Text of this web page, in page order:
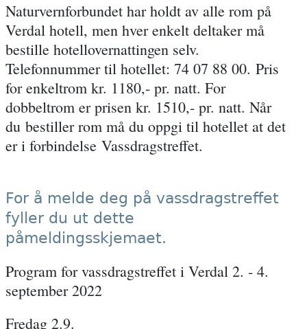
Naturvernforbundet har holdt av alle rom på
Verdal hotell, men hver enkelt deltaker må
bestille hotellovernattingen selv.
Telefonnummer til hotellet: 74 07 88 00. Pris
for enkeltrom kr. 1180,- pr. natt. For
dobbeltrom er prisen kr. 1510,- pr. natt. Når
du bestiller rom må du oppgi til hotellet at det
er i forbindelse Vassdragstreffet.
For å melde deg på vassdragstreffet
fyller du ut dette
påmeldingsskjemaet.
Program for vassdragstreffet i Verdal 2. - 4.
september 2022
Fredag 2.9.